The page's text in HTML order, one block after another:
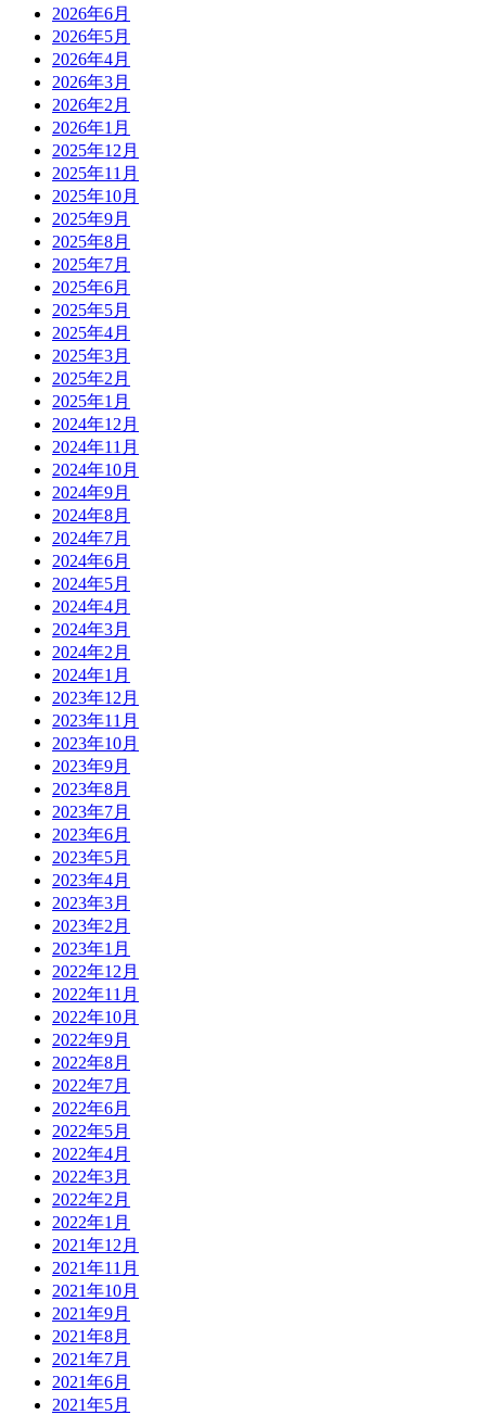
2026年6月
2026年5月
2026年4月
2026年3月
2026年2月
2026年1月
2025年12月
2025年11月
2025年10月
2025年9月
2025年8月
2025年7月
2025年6月
2025年5月
2025年4月
2025年3月
2025年2月
2025年1月
2024年12月
2024年11月
2024年10月
2024年9月
2024年8月
2024年7月
2024年6月
2024年5月
2024年4月
2024年3月
2024年2月
2024年1月
2023年12月
2023年11月
2023年10月
2023年9月
2023年8月
2023年7月
2023年6月
2023年5月
2023年4月
2023年3月
2023年2月
2023年1月
2022年12月
2022年11月
2022年10月
2022年9月
2022年8月
2022年7月
2022年6月
2022年5月
2022年4月
2022年3月
2022年2月
2022年1月
2021年12月
2021年11月
2021年10月
2021年9月
2021年8月
2021年7月
2021年6月
2021年5月